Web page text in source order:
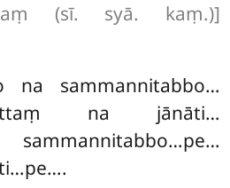
(sī. syā. kaṃ.)]
na sammannitabbo…
na jānāti…